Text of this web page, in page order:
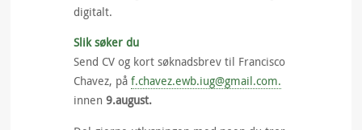
digitalt.
Slik søker du
Send CV og kort søknadsbrev til Francisco
Chavez, på f.chavez.ewb.iug@gmail.com.
innen 9.august.